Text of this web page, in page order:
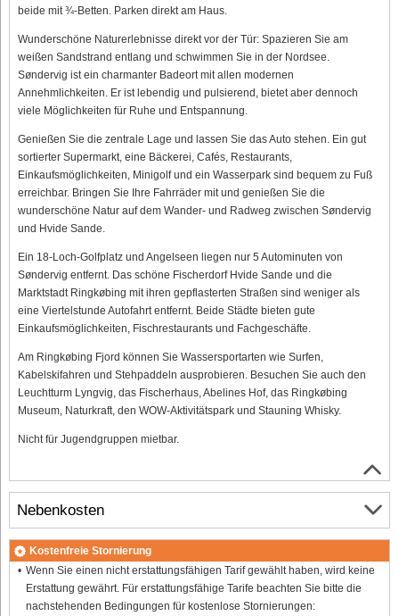
beide mit ¾-Betten. Parken direkt am Haus.
Wunderschöne Naturerlebnisse direkt vor der Tür: Spazieren Sie am
weißen Sandstrand entlang und schwimmen Sie in der Nordsee.
Søndervig ist ein charmanter Badeort mit allen modernen
Annehmlichkeiten. Er ist lebendig und pulsierend, bietet aber dennoch
viele Möglichkeiten für Ruhe und Entspannung.
Genießen Sie die zentrale Lage und lassen Sie das Auto stehen. Ein gut
sortierter Supermarkt, eine Bäckerei, Cafés, Restaurants,
Einkaufsmöglichkeiten, Minigolf und ein Wasserpark sind bequem zu Fuß
erreichbar. Bringen Sie Ihre Fahrräder mit und genießen Sie die
wunderschöne Natur auf dem Wander- und Radweg zwischen Søndervig
und Hvide Sande.
Ein 18-Loch-Golfplatz und Angelseen liegen nur 5 Autominuten von
Søndervig entfernt. Das schöne Fischerdorf Hvide Sande und die
Marktstadt Ringkøbing mit ihren gepflasterten Straßen sind weniger als
eine Viertelstunde Autofahrt entfernt. Beide Städte bieten gute
Einkaufsmöglichkeiten, Fischrestaurants und Fachgeschäfte.
Am Ringkøbing Fjord können Sie Wassersportarten wie Surfen,
Kabelskifahren und Stehpaddeln ausprobieren. Besuchen Sie auch den
Leuchtturm Lyngvig, das Fischerhaus, Abelines Hof, das Ringkøbing
Museum, Naturkraft, den WOW-Aktivitätspark und Stauning Whisky.
Nicht für Jugendgruppen mietbar.
Nebenkosten
Kostenfreie Stornierung
Wenn Sie einen nicht erstattungsfähigen Tarif gewählt haben, wird keine
Erstattung gewährt. Für erstattungsfähige Tarife beachten Sie bitte die
nachstehenden Bedingungen für kostenlose Stornierungen: